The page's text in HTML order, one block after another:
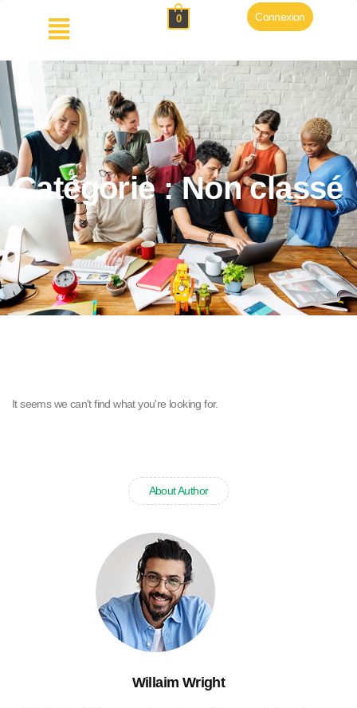
0 Connexion
Catégorie : Non classé
It seems we can't find what you're looking for.
About Author
Willaim Wright